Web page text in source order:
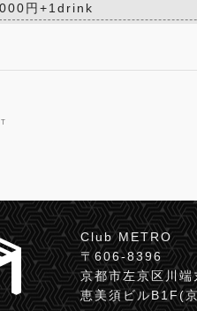
円+1drink
Club METRO
〒606-8396
京都市左京区川
恵美須ビルB1F(